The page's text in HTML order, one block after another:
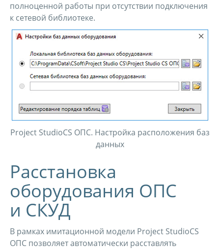
полноценной работы при отсутствии подключения
к сетевой библиотеке.
Project StudioCS ОПС. Настройка расположения баз
данных
Расстановка
оборудования ОПС
и СКУД
В рамках имитационной модели Project StudioCS
ОПС позволяет автоматически расставлять